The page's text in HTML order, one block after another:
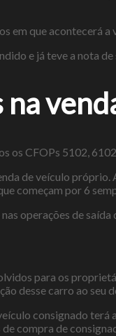
em que acontecerá
e já teve a nota
na
os CFOPs 5102,
de veículo
começam por 6
operações de
para os
desse carro ao seu
consignado
compra de